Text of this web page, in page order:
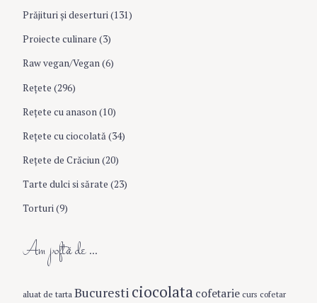
Prăjituri şi deserturi(131)
Proiecte culinare (3)
Raw vegan/Vegan(6)
Rețete (296)
Reţete cu anason(10)
Reţete cu ciocolată(34)
Reţete de Crăciun(20)
Tarte dulci si sărate (23)
Torturi(9)
Am poftă de …
aluat de tartaBucuresti ciocolata cofetarie curs cofetar